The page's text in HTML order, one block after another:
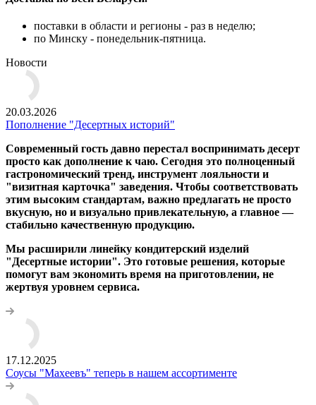
поставки в области и регионы - раз в неделю;
по Минску - понедельник-пятница.
Новости
20.03.2026
Пополнение "Десертных историй"
Современный гость давно перестал воспринимать десерт
просто как дополнение к чаю. Сегодня это полноценный
гастрономический тренд, инструмент лояльности и
"визитная карточка" заведения. Чтобы соответствовать
этим высоким стандартам, важно предлагать не просто
вкусную, но и визуально привлекательную, а главное —
стабильно качественную продукцию.
Мы расширили линейку кондитерский изделий
"Десертные истории". Это готовые решения, которые
помогут вам экономить время на приготовлении, не
жертвуя уровнем сервиса.
17.12.2025
Соусы "Махеевъ" теперь в нашем ассортименте